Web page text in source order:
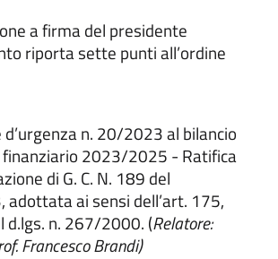
a firma del presidente
riporta sette punti all’ordine
d’urgenza n. 20/2023 al bilancio
finanziario 2023/2025 - Ratifica
di G. C. N. 189 del
ai sensi dell’art. 175,
d.lgs. n. 267/2000. (Relatore:
Francesco Brandi)